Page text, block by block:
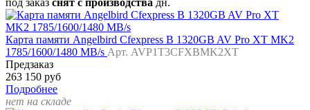
под заказ снят с производства дн.
Карта памяти Angelbird Cfexpress B 1320GB AV Pro XT MK2
1785/1600/1480 MB/s Арт. AVP1T3CFXBMK2XT
Предзаказ
263 150 руб
Подробнее
нет на складе